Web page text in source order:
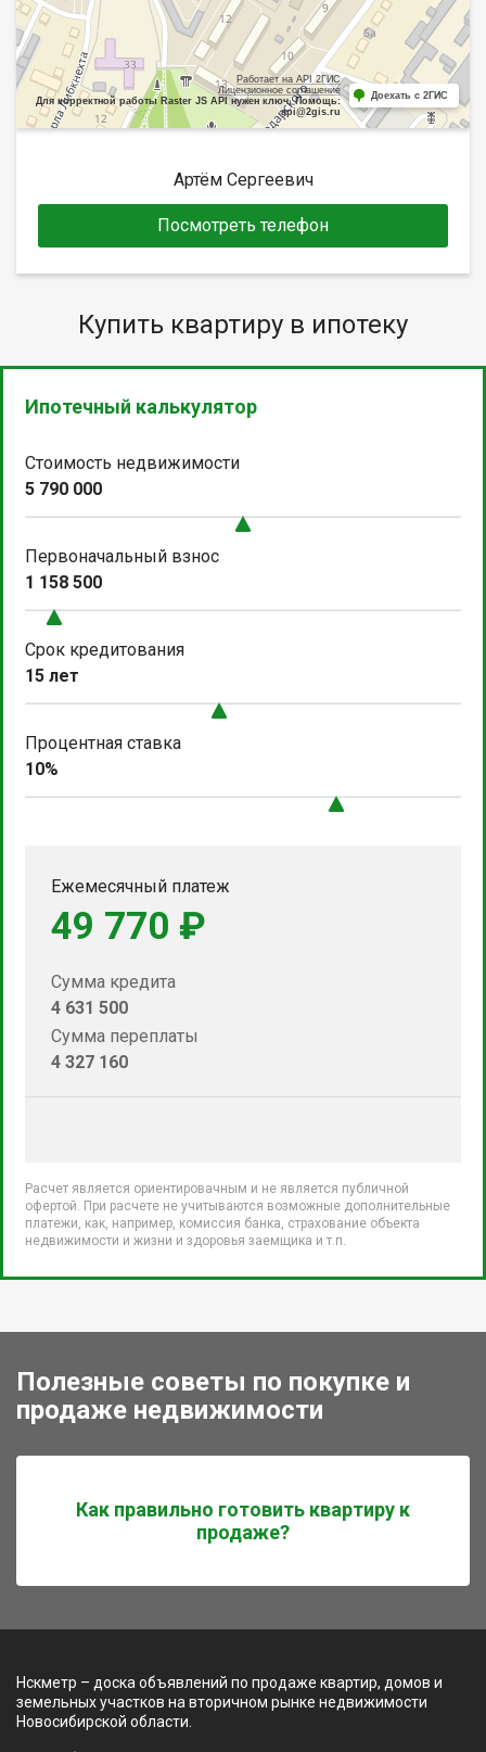
Работает на API 2ГИС
Лицензионное соглашение
Для корректной работы Raster JS API нужен ключ. Помощь:
api@2gis.ru
Доехать с 2ГИС
Артём Сергеевич
Посмотреть телефон
Купить квартиру в ипотеку
Ипотечный калькулятор
Стоимость недвижимости
5 790 000
Первоначальный взнос
1 158 500
Срок кредитования
15 лет
Процентная ставка
10%
Ежемесячный платеж
49 770 ₽
Сумма кредита
4 631 500
Сумма переплаты
4 327 160
Расчет является ориентировачным и не является публичной
офертой. При расчете не учитываются возможные дополнительные
платежи, как, например, комиссия банка, страхование объекта
недвижимости и жизни и здоровья заемщика и т.п.
Полезные советы по покупке и
продаже недвижимости
Как правильно готовить квартиру к
продаже?
Нскметр – доска объявлений по продаже квартир, домов и
земельных участков на вторичном рынке недвижимости
Новосибирской области.